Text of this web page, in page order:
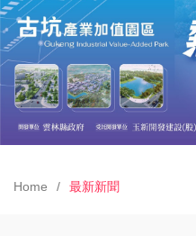
Home 最新新聞